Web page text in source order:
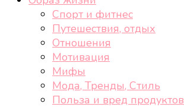
Спорт и фитнес
Путешествия, отдых
Отношения
Мотивация
Мифы
Мода, Тренды, Стиль
Польза и вред продуктов